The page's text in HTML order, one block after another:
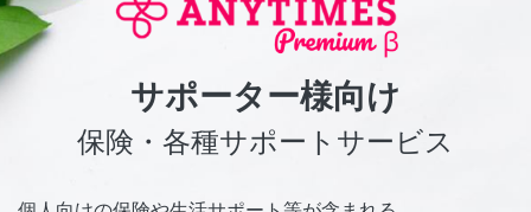
サポーター様向け
保険・各種サポートサービス